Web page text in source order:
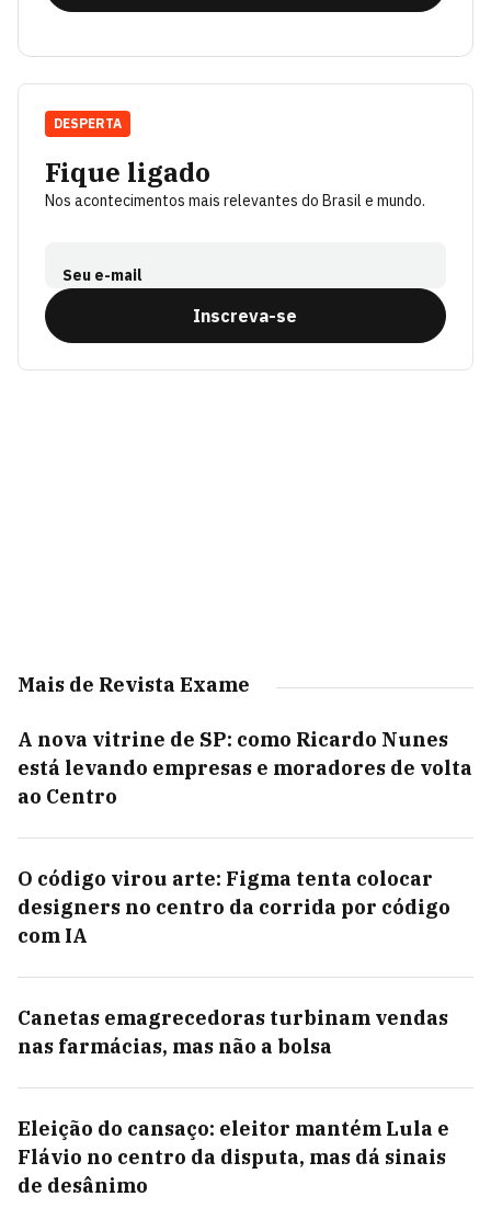
Fique ligado
Nos acontecimentos mais relevantes do Brasil e mundo.
Seu e-mail
Inscreva-se
DESPERTA
Mais de Revista Exame
A nova vitrine de SP: como Ricardo Nunes
está levando empresas e moradores de volta
ao Centro
O código virou arte: Figma tenta colocar
designers no centro da corrida por código
com IA
Canetas emagrecedoras turbinam vendas
nas farmácias, mas não a bolsa
Eleição do cansaço: eleitor mantém Lula e
Flávio no centro da disputa, mas dá sinais
de desânimo